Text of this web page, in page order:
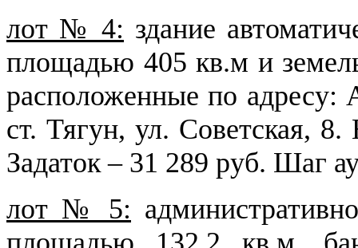
лот № 4: здание
площадью 405 кв.м и
расположенные по адресу:
ст. Тягун, ул. Советская,
Задаток – 31 289 руб. Шаг
лот № 5: